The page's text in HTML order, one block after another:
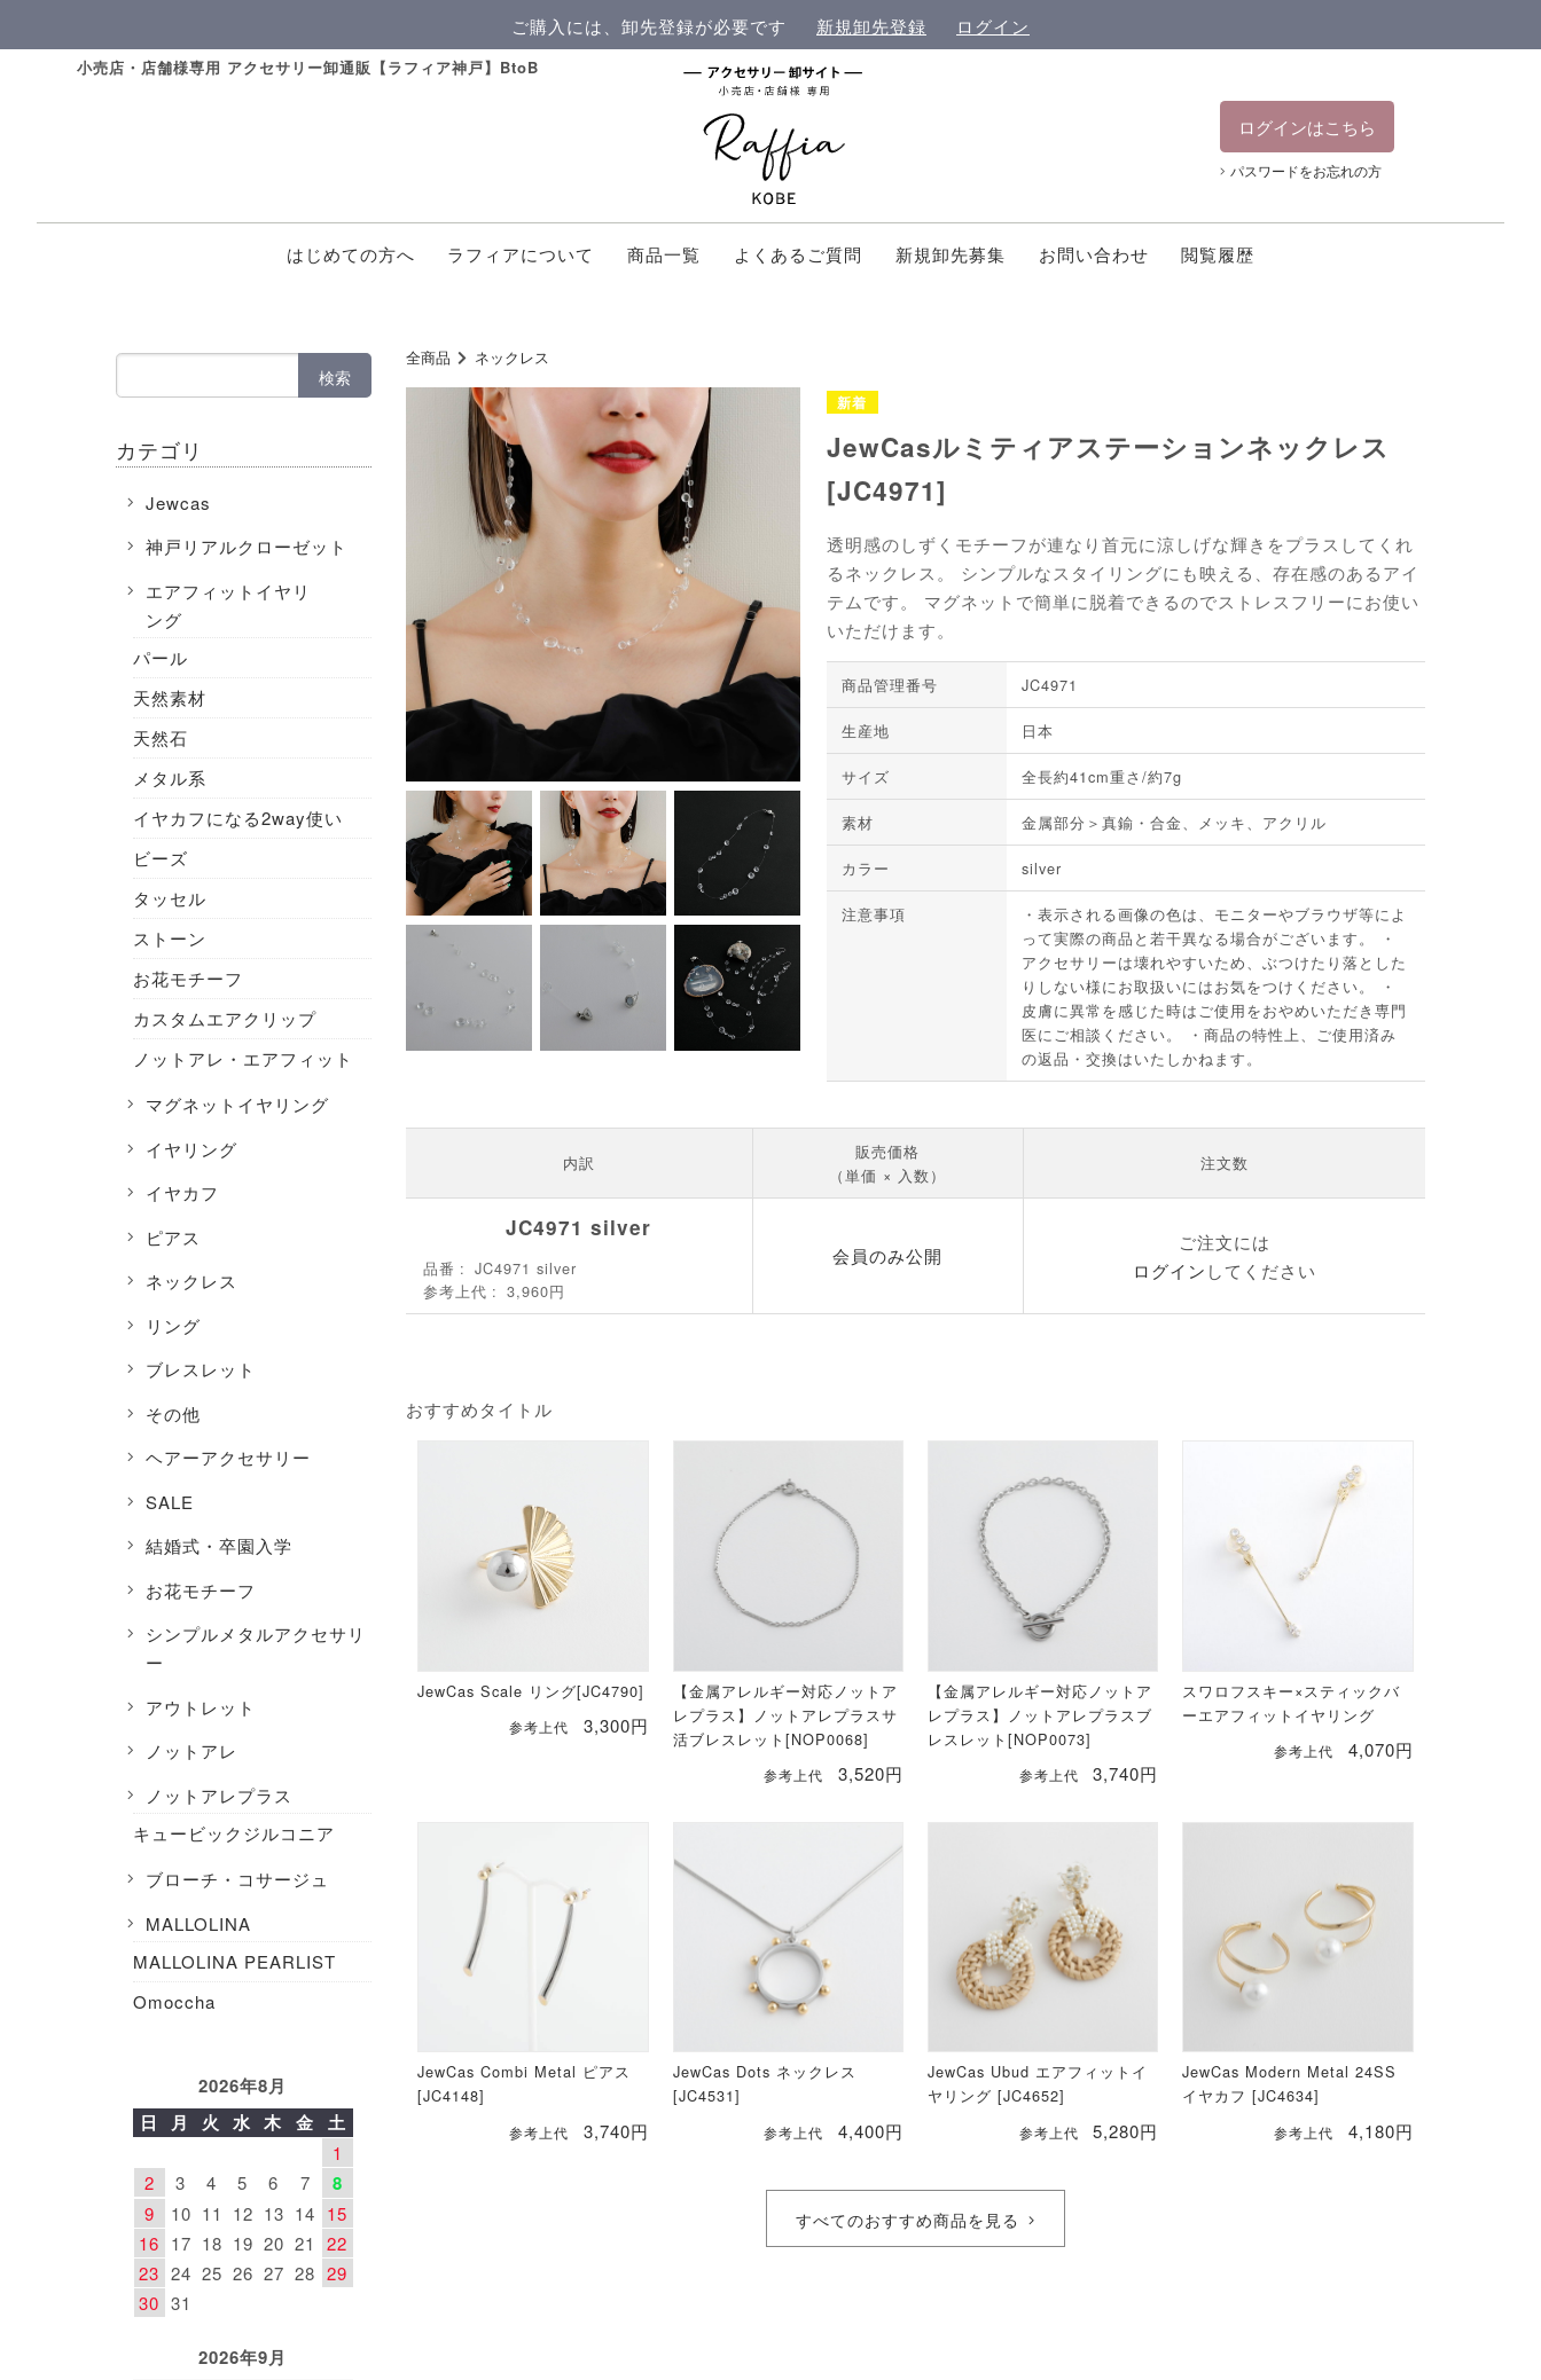
ご購入には、卸先登録が必要です 新規卸先登録 ログイン
小売店・店舗様専用 アクセサリー卸通販【ラフィア神戸】BtoB
ログインはこちら
パスワードをお忘れの方
はじめての方へ ラフィアについて 商品一覧 よくあるご質問 新規卸先募集 お問い合わせ 閲覧履歴
全商品 ネックレス
JewCasルミティアステーションネックレス
[JC4971]
透明感のしずくモチーフが連なり首元に涼しげな輝きをプラスしてくれ
るネックレス。 シンプルなスタイリングにも映える、存在感のあるアイ
テムです。 マグネットで簡単に脱着できるのでストレスフリーにお使い
いただけます。
商品管理番号 JC4971
生産地 日本
サイズ 全長約41cm重さ/約7g
素材 金属部分＞真鍮・合金、メッキ、アクリル
カラー silver
注意事項
・表示される画像の色は、モニターやブラウザ等によ
って実際の商品と若干異なる場合がございます。 ・
アクセサリーは壊れやすいため、ぶつけたり落とした
りしない様にお取扱いにはお気をつけください。 ・
皮膚に異常を感じた時はご使用をおやめいただき専門
医にご相談ください。 ・商品の特性上、ご使用済み
の返品・交換はいたしかねます。
内訳
販売価格
（単価 × 入数）
注文数
JC4971 silver
品番
JC4971 silver
参考上代
3,960円
会員のみ公開
ご注文には
ログイン してください
おすすめタイトル
JewCas Scale リング[JC4790]
参考上代 3,300円
【金属アレルギー対応ノットア
レプラス】ノットアレプラスサ
活ブレスレット[NOP0068]
参考上代 3,520円
【金属アレルギー対応ノットア
レプラス】ノットアレプラスブ
レスレット[NOP0073]
参考上代 3,740円
スワロフスキー×スティックバ
ーエアフィットイヤリング
参考上代 4,070円
JewCas Combi Metal ピアス
[JC4148]
参考上代 3,740円
JewCas Dots ネックレス
[JC4531]
参考上代 4,400円
JewCas Ubud エアフィットイ
ヤリング [JC4652]
参考上代 5,280円
JewCas Modern Metal 24SS
イヤカフ [JC4634]
参考上代 4,180円
すべてのおすすめ商品を見る
検索
カテゴリ
Jewcas
神戸リアルクローゼット
エアフィットイヤリ
ング
パール
天然素材
天然石
メタル系
イヤカフになる2way使い
ビーズ
タッセル
ストーン
お花モチーフ
カスタムエアクリップ
ノットアレ・エアフィット
マグネットイヤリング
イヤリング
イヤカフ
ピアス
ネックレス
リング
ブレスレット
その他
ヘアーアクセサリー
SALE
結婚式・卒園入学
お花モチーフ
シンプルメタルアクセサリ
ー
アウトレット
ノットアレ
ノットアレプラス
キュービックジルコニア
ブローチ・コサージュ
MALLOLINA
MALLOLINA PEARLIST
Omoccha
2026年8月
日
月 火 水 木 金 土
1
2
3 4 5 6 7 8
9 10 11 12 13 14 15
16 17 18 19 20 21
22
23 24 25 26 27 28 29
30 31
2026年9月